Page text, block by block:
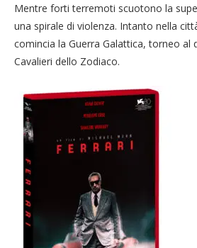
Mentre forti terremoti scuotono la
una spirale di violenza. Intanto nella
comincia la Guerra Galattica, torneo al
Cavalieri dello Zodiaco.